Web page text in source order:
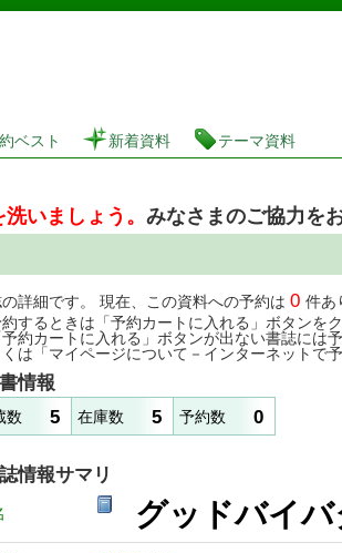
図書館 蔵書検索・予約システム
ベスト 新着資料 テーマ資料
いましょう。 みなさまのご協力を
詳細です。 現在、この資料への予約は 0 件あ
するときは「予約カートに入れる」ボタンを
約カートに入れる」ボタンが出ない書誌には予
は「マイページについて－インターネットで
情報
数 5 在庫数 5 予約数 0
情報サマリ
グッドバイバ